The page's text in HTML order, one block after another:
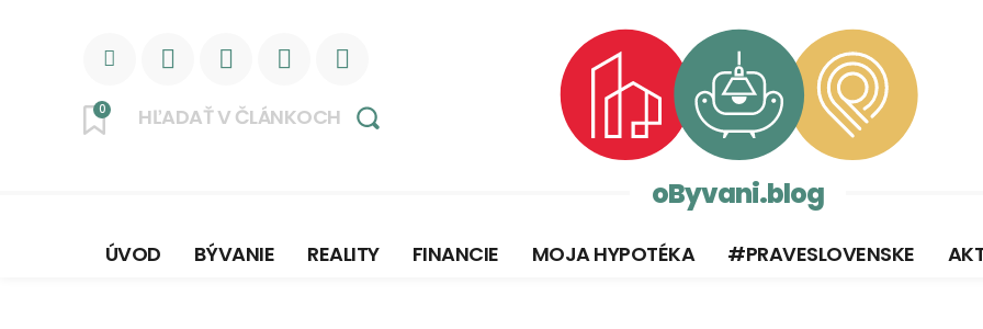
0 HĽADAŤ V ČLÁNKOCH
oByvani.blog
ÚVOD BÝVANIE REALITY FINANCIE MOJA HYPOTÉKA #PRAVESLOVENSKE